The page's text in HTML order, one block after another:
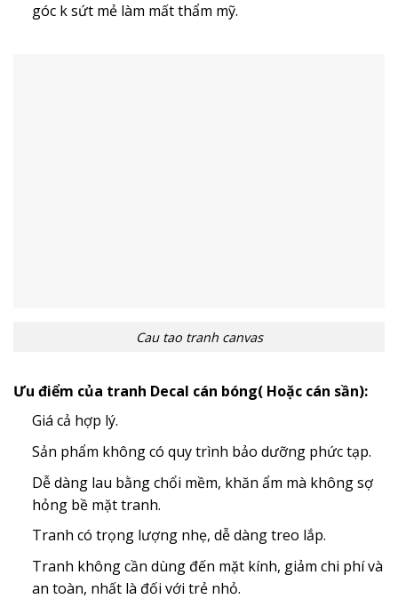
góc k sứt mẻ làm mất thẩm mỹ.
Cau tao tranh canvas
Ưu điểm của tranh Decal cán bóng( Hoặc cán sần):
Giá cả hợp lý.
Sản phẩm không có quy trình bảo dưỡng phức tạp.
Dễ dàng lau bằng chổi mềm, khăn ẩm mà không sợ
hỏng bề mặt tranh.
Tranh có trọng lượng nhẹ, dễ dàng treo lắp.
Tranh không cần dùng đến mặt kính, giảm chi phí và
an toàn, nhất là đối với trẻ nhỏ.